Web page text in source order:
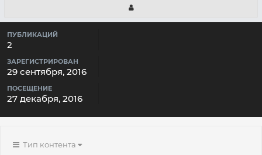
ПУБЛИКАЦИЙ
2
ЗАРЕГИСТРИРОВАН
29 сентября, 2016
ПОСЕЩЕНИЕ
27 декабря, 2016
Тип контента